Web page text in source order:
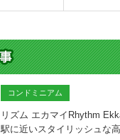
コンドミニアム
リズム エカマイRhythm
駅に近いスタイリッシュな